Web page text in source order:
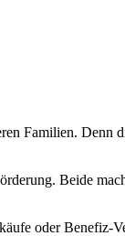
Familien. Denn
Beide
oder Benefiz-